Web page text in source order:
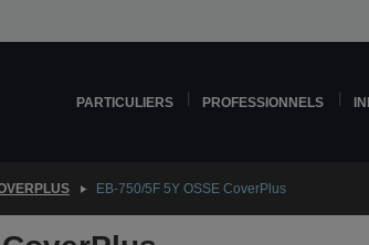
PARTICULIERS PROFESSIONNELS
EB-750/5F 5Y OSSE CoverPlus